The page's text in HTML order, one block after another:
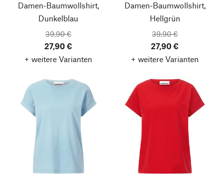
Damen-Baumwollshirt,
Dunkelblau
39,90 €
27,90 €
+ weitere Varianten
Damen-Baumwollshirt,
Hellgrün
39,90 €
27,90 €
+ weitere Varianten